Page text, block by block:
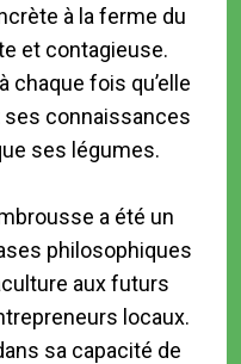
à la ferme du
et contagieuse.
chaque fois qu’elle
ses connaissances
ses légumes.
a été un
philosophiques
aux futurs
locaux.
sa capacité de